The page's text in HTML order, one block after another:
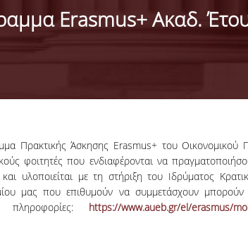
Erasmus+ Ακαδ.
Πρακτικής Άσκησης Erasmus+ του Οικονομικού
φοιτητές που ενδιαφέρονται να
και υλοποιείται με τη στήριξη του Ιδρύματος
μας που επιθυμούν να συμμετάσχουν
πληροφορίες: https://www.aueb.gr/el/erasmus/